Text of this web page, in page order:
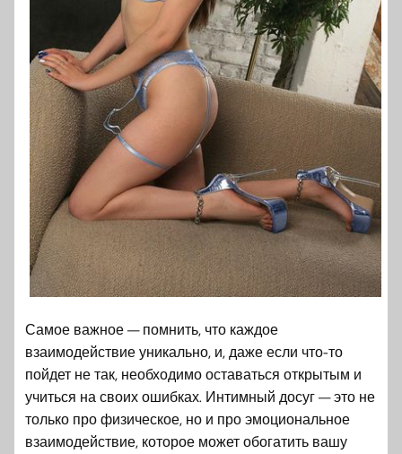
Самое важное — помнить, что каждое
взаимодействие уникально, и, даже если что-то
пойдет не так, необходимо оставаться открытым и
учиться на своих ошибках. Интимный досуг — это не
только про физическое, но и про эмоциональное
взаимодействие, которое может обогатить вашу